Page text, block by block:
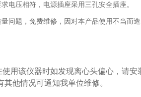
电压相符，电源插座采用三孔安全插座。
问题，免费维修，因对本产品使用不当而造
使用该仪器时如发现离心头偏心，请
他情况可通知我单位维修。